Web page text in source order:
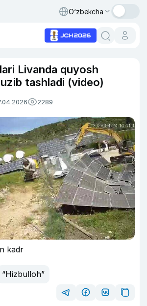
O‘zbekcha
Livanda quyosh
tashladi (video)
2289
kadr
“Hizbulloh”